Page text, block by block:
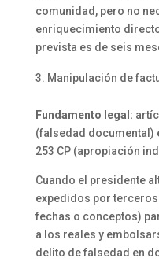
comunidad, pero no
enriquecimiento
prevista es de seis
Manipulación de
Fundamento legal:
(falsedad documental)
253 CP (apropiación
Cuando el presidente
expedidos por
fechas o conceptos)
a los reales y
delito de falsedad en